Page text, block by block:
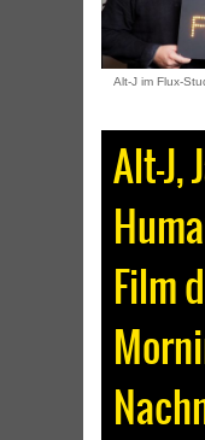
Alt-J im Flux-
Alt-J,
Film